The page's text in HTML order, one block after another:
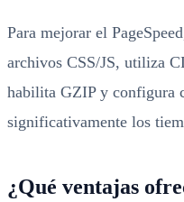
Para mejorar el
archivos CSS/JS, utiliza
habilita GZIP y configura
significativamente los
¿Qué ventajas